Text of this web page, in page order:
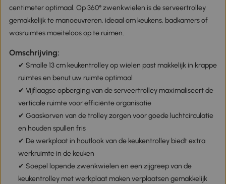
centimeter optimaal. Op 360° zwenkwielen is de serveertrolley
gemakkelijk te manoeuvreren, ideaal om keukens, badkamers of
wasruimtes moeiteloos op te ruimen.
Omschrijving:
✔ Smalle 13 cm keukentrolley op wielen past makkelijk in krappe
ruimtes en benut uw ruimte optimaal
✔ Vijflaagse opberging van de serveertrolley maximaliseert de
verticale ruimte voor efficiënte organisatie
✔ Gaaskorven van de trolley zorgen voor goede luchtcirculatie
en houden spullen fris
✔ De werkplaat in houtlook van de keukentrolley biedt extra
werkruimte in de keuken
✔ Soepel lopende zwenkwielen en een zijgreep van de
keukentrolley met werkplaat maken verplaatsen gemakkelijk